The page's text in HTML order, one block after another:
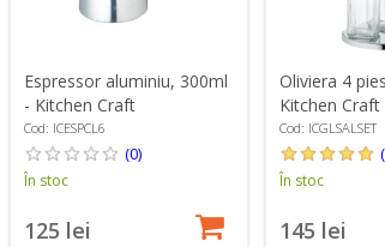
Espressor aluminiu, 300ml
- Kitchen Craft
Cod: ICESPCL6
(0)
În stoc
125 lei
Oliviera 4
Kitchen Craft
Cod: ICGLSALSET
În stoc
145 lei